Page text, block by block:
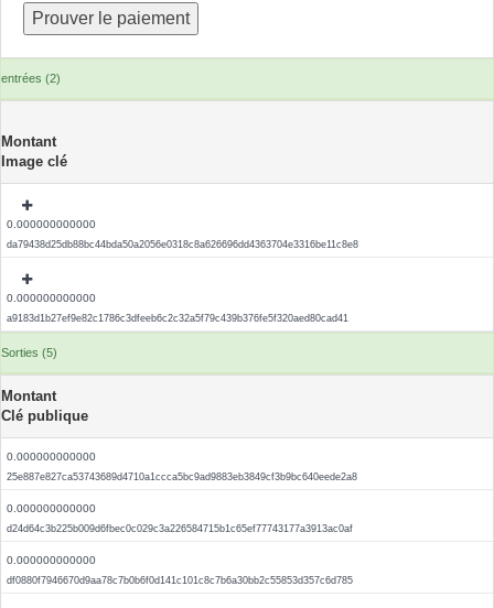
entrées (2)
Montant
Image clé
0.000000000000
da79438d25db88bc44bda50a2056e0318c8a626696dd4363704e3316be11c8e8
0.000000000000
a9183d1b27ef9e82c1786c3dfeeb6c2c32a5f79c439b376fe5f320aed80cad41
Sorties (5)
Montant
Clé publique
0.000000000000
25e887e827ca53743689d4710a1ccca5bc9ad9883eb3849cf3b9bc640eede2a8
0.000000000000
d24d64c3b225b009d6fbec0c029c3a226584715b1c65ef77743177a3913ac0af
0.000000000000
df0880f7946670d9aa78c7b0b6f0d141c101c8c7b6a30bb2c55853d357c6d785